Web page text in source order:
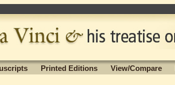
Printed Editions View/Compare